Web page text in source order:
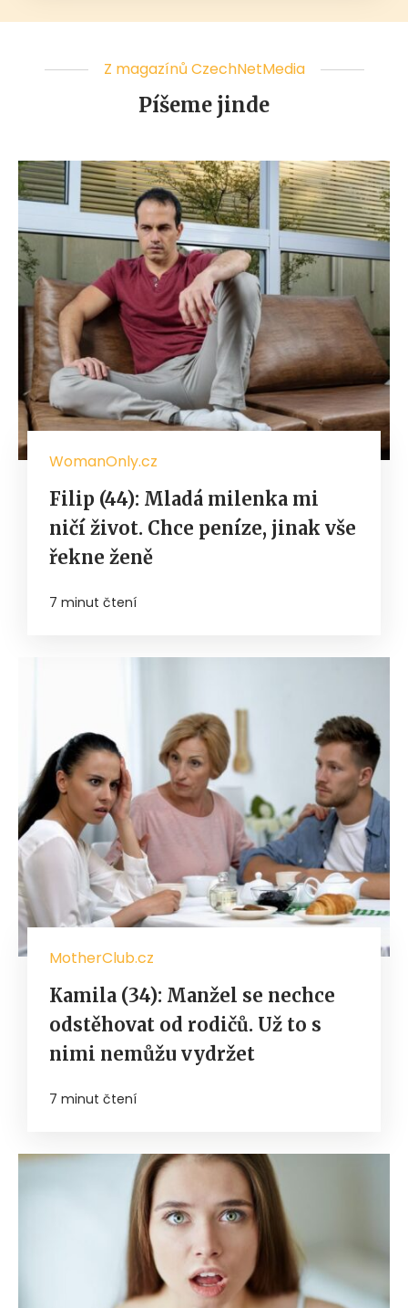
Z magazínů CzechNetMedia
Píšeme jinde
WomanOnly.cz
Filip (44): Mladá milenka mi
ničí život. Chce peníze, jinak vše
řekne ženě
7 minut čtení
MotherClub.cz
Kamila (34): Manžel se nechce
odstěhovat od rodičů. Už to s
nimi nemůžu vydržet
7 minut čtení